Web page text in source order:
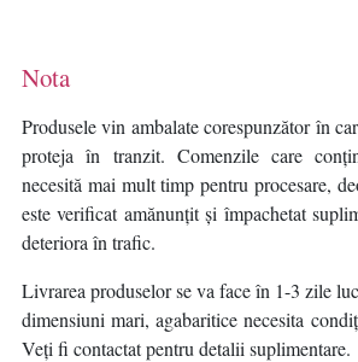
Nota
Produsele vin ambalate corespunzător în
proteja în tranzit. Comenzile care
necesită mai mult timp pentru procesare,
este verificat amănunțit și împachetat
deteriora în trafic.
Livrarea produselor se va face în 1-3 zile
dimensiuni mari, agabaritice necesita
Veți fi contactat pentru detalii suplimentare.